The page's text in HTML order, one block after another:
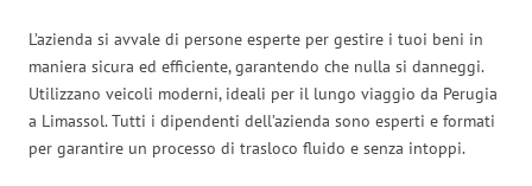
L’azienda si avvale di persone esperte per gestire i tuoi beni in
maniera sicura ed efficiente, garantendo che nulla si danneggi.
Utilizzano veicoli moderni, ideali per il lungo viaggio da Perugia
a Limassol. Tutti i dipendenti dell’azienda sono esperti e formati
per garantire un processo di trasloco fluido e senza intoppi.